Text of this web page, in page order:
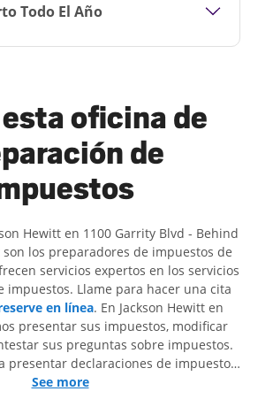
Todo El Año
oficina de
de
Hewitt en 1100 Garrity Blvd - Behind
​​los preparadores de impuestos de
servicios expertos en los servicios
impuestos. Llame para hacer una cita
en línea. En Jackson Hewitt en
presentar sus impuestos, modificar
sus preguntas sobre impuestos.
presentar declaraciones de impuestos
más complejas, como los impuestos
See more